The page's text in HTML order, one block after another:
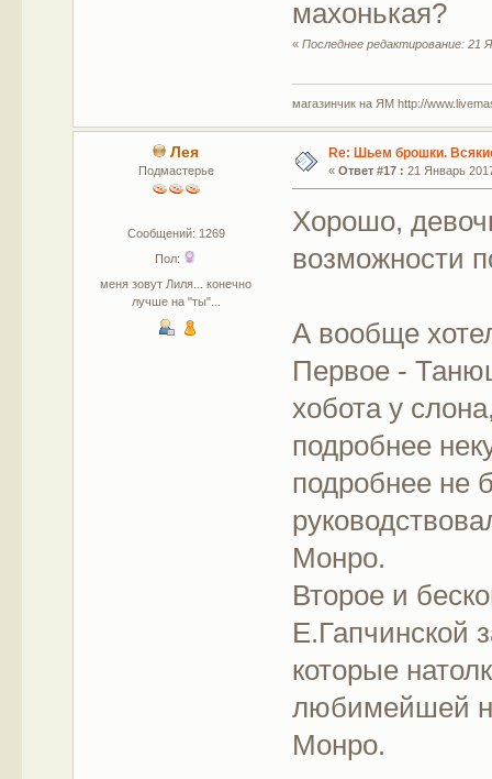
махонькая?
«Последнее редактирование: 21
магазинчик на ЯМ http://
Лея
Подмастерье
Сообщений: 1269
Пол:
меня зовут Лиля... конечно
лучше на "ты"...
Re: Шьем брошки.
« Ответ #17 : 21 Январь
Хорошо,
возможности
А вообще
Первое -
хобота у
подробнее
подробнее не
Монро.
Второе и
Е.Гапчинской
которые
любимейшей
Монро.